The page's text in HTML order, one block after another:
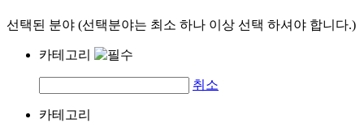
선택된 분야 (선택분야는 최소 하나 이상 선택 하셔야 합니다.)
카테고리
취소
카테고리